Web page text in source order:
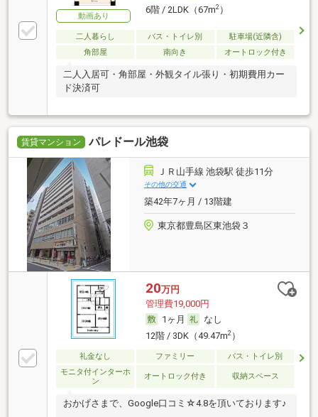
動画あり
6階 / 2LDK（67m2）
二人暮らし バス・トイレ別
駐車場(近隣含)
角部屋
南向き オートロック付き
二人入居可・角部屋・外観タイル張り・初期費用カー
ド決済可
賃貸マンション パレドール池袋
ＪＲ山手線 池袋駅 徒歩11分
その他の交通
築42年7ヶ月 / 13階建
東京都豊島区東池袋３
20万円
管理費19,000円
1ヶ月
なし
12階 / 3DK（49.47m2）
礼金なし ファミリー
バス・トイレ別
モニタ付インターホ
ン
オートロック付き 収納スペース
おかげさまで、Google口コミ☆4.8を頂いております♪